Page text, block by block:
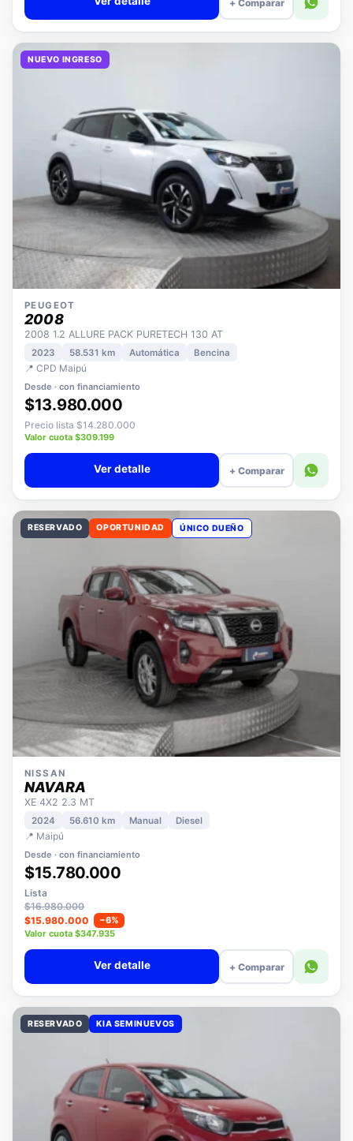
+ Comparar
PEUGEOT
2008
2008 1.2 ALLURE PACK PURETECH 130 AT
2023 58.531 km
📍 CPD Maipú
Desde · con financiamiento
$13.980.000
Precio lista $14.280.000
Valor cuota $309.199
+ Comparar
RESERVADO OPORTUNIDAD
NISSAN
NAVARA
XE 4X2 2.3 MT
2024
📍 Maipú
Desde · con financiamiento
$15.780.000
Lista
$16.980.000
$15.980.000
−6%
Valor cuota $347.935
+ Comparar